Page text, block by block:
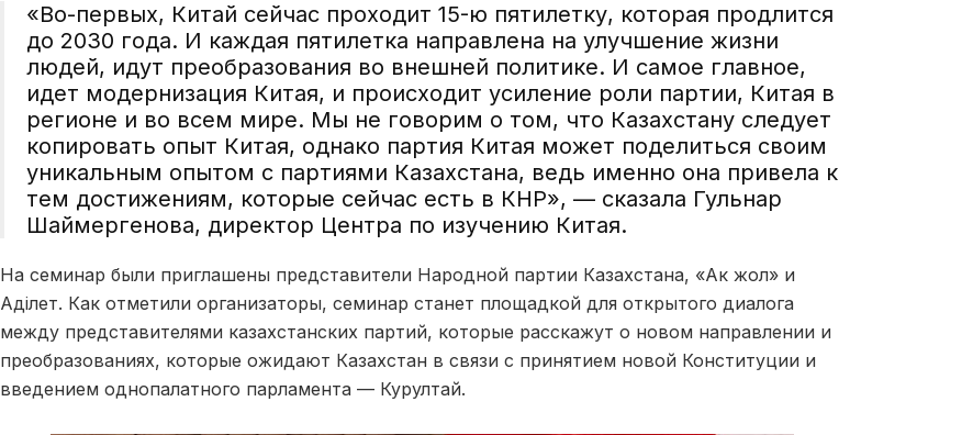
«Во-первых, Китай сейчас проходит 15-ю пятилетку, которая продлится
до 2030 года. И каждая пятилетка направлена на улучшение жизни
людей, идут преобразования во внешней политике. И самое главное,
идет модернизация Китая, и происходит усиление роли партии, Китая в
регионе и во всем мире. Мы не говорим о том, что Казахстану следует
копировать опыт Китая, однако партия Китая может поделиться своим
уникальным опытом с партиями Казахстана, ведь именно она привела к
тем достижениям, которые сейчас есть в КНР», — сказала Гульнар
Шаймергенова, директор Центра по изучению Китая.
На семинар были приглашены представители Народной партии Казахстана, «Ак жол» и
Адiлет. Как отметили организаторы, семинар станет площадкой для открытого диалога
между представителями казахстанских партий, которые расскажут о новом направлении и
преобразованиях, которые ожидают Казахстан в связи с принятием новой Конституции и
введением однопалатного парламента — Курултай.